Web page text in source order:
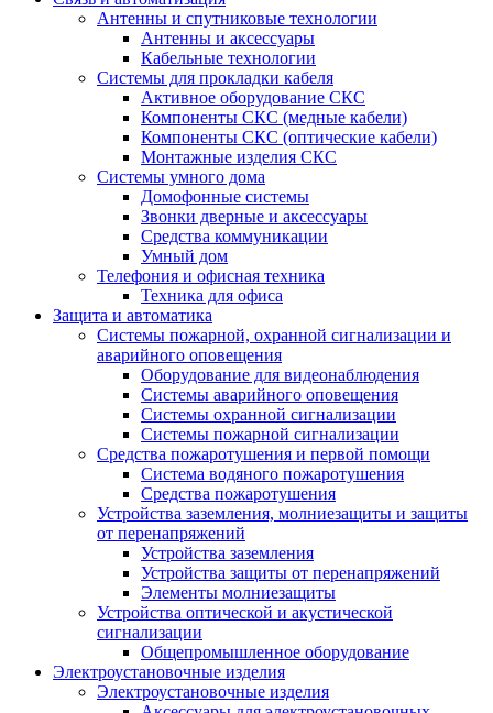
Антенны и спутниковые технологии
Антенны и аксессуары
Кабельные технологии
Системы для прокладки кабеля
Активное оборудование СКС
Компоненты СКС (медные кабели)
Компоненты СКС (оптические кабели)
Монтажные изделия СКС
Системы умного дома
Домофонные системы
Звонки дверные и аксессуары
Средства коммуникации
Умный дом
Телефония и офисная техника
Техника для офиса
Защита и автоматика
Системы пожарной, охранной сигнализации и
аварийного оповещения
Оборудование для видеонаблюдения
Системы аварийного оповещения
Системы охранной сигнализации
Системы пожарной сигнализации
Средства пожаротушения и первой помощи
Система водяного пожаротушения
Средства пожаротушения
Устройства заземления, молниезащиты и защиты
от перенапряжений
Устройства заземления
Устройства защиты от перенапряжений
Элементы молниезащиты
Устройства оптической и акустической
сигнализации
Общепромышленное оборудование
Электроустановочные изделия
Электроустановочные изделия